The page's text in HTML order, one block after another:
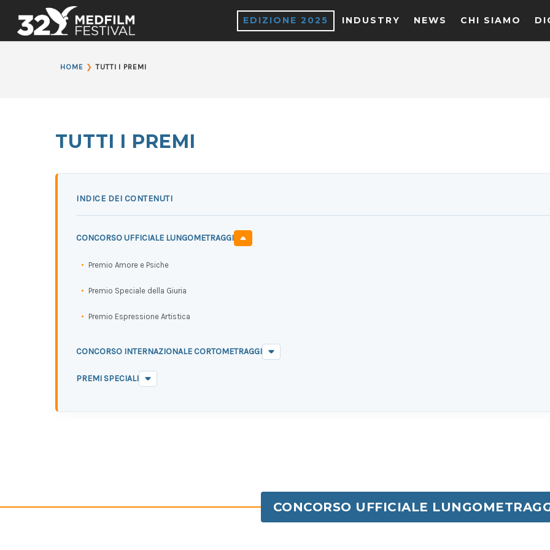
EDIZIONE 2025 INDUSTRY NEWS CHI SIAMO
HOME ❯ TUTTI I PREMI
TUTTI I PREMI
CONCORSO UFFICIALE LUNGOMETRAGGI
Premio Amore e Psiche
Premio Speciale della Giuria
Premio Espressione Artistica
CONCORSO INTERNAZIONALE CORTOMETRAGGI
PREMI SPECIALI
CONCORSO UFFICIALE